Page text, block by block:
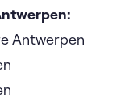
Antwerpen